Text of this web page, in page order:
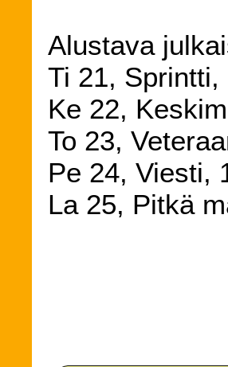
Alustava
Ti 21, Sprintti,
Ke 22,
To 23,
Pe 24, Viesti,
La 25, Pitkä